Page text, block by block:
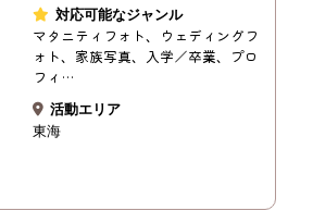
対応可能なジャンル
マタニティフォト、ウェディングフ
ォト、家族写真、入学／卒業、プロ
フィ…
活動エリア
東海